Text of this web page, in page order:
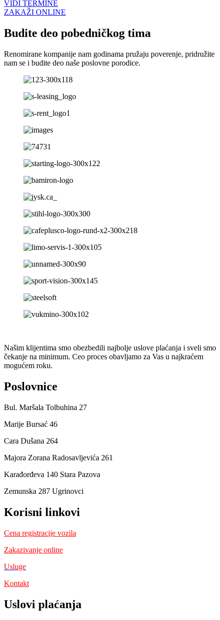
VIDI TERMINE
ZAKAŽI ONLINE
Budite deo pobedničkog tima
Renomirane kompanije nam godinama pružaju poverenje, pridružite
nam se i budite deo naše poslovne porodice.
Našim klijentima smo obezbedili najbolje uslove plaćanja i sveli smo
čekanje na minimum. Ceo proces obavljamo za Vas u najkraćem
mogućem roku.
Poslovnice
Bul. Maršala Tolbuhina 27
Marije Bursać 46
Cara Dušana 264
Majora Zorana Radosavljevića 261
Karađorđeva 140 Stara Pazova
Zemunska 287 Ugrinovci
Korisni linkovi
Cena registracije vozila
Zakazivanje online
Usluge
Kontakt
Uslovi plaćanja